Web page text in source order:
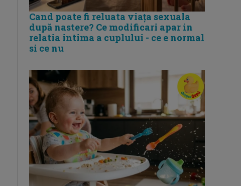
Cand poate fi reluata viața sexuala
după nastere? Ce modificari apar in
relatia intima a cuplului - ce e normal
si ce nu